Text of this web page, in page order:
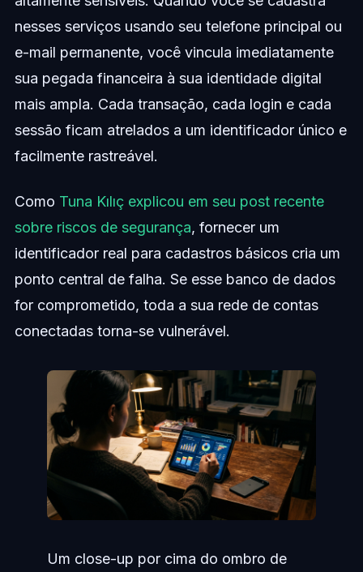
nesses serviços usando seu telefone principal ou
e-mail permanente, você vincula imediatamente
sua pegada financeira à sua identidade digital
mais ampla. Cada transação, cada login e cada
sessão ficam atrelados a um identificador único e
facilmente rastreável.
Como Tuna Kılıç explicou em seu post recente
sobre riscos de segurança, fornecer um
identificador real para cadastros básicos cria um
ponto central de falha. Se esse banco de dados
for comprometido, toda a sua rede de contas
conectadas torna-se vulnerável.
Um close-up por cima do ombro de